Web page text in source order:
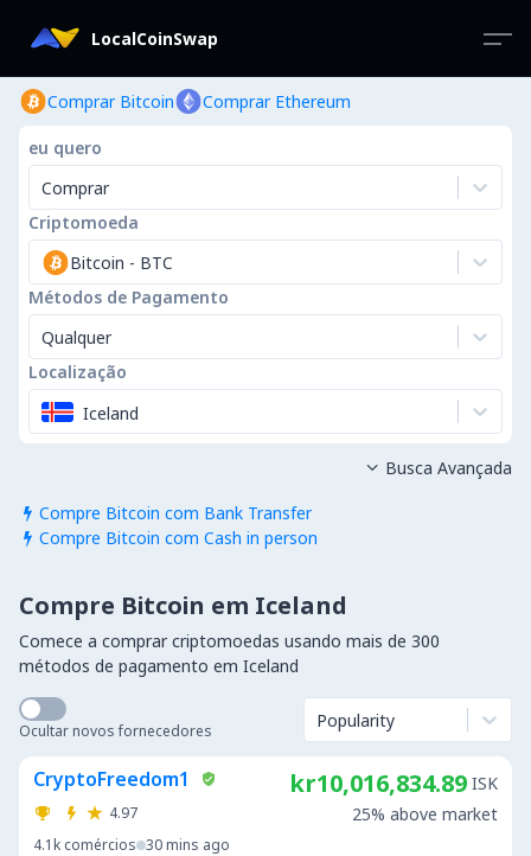
LocalCoinSwap
Comprar Bitcoin Comprar Ethereum
eu quero
Comprar
Criptomoeda
Bitcoin - BTC
Métodos de Pagamento
Qualquer
Localização
Iceland
 Compre Bitcoin com Bank Transfer
 Compre Bitcoin com Cash in person
 Busca Avançada
Compre Bitcoin em Iceland
Comece a comprar criptomoedas usando mais de 300
métodos de pagamento em Iceland
Ocultar novos fornecedores Popularity
CryptoFreedom1
4.97
4.1k comércios 30 mins ago
kr10,016,834.89 ISK
25% above market